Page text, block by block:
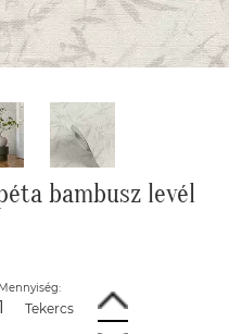
bambusz levél
Mennyiség:
Tekercs